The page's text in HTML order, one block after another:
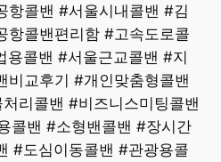
항콜밴 #서울시내콜밴 #김
항콜밴편리함 #고속도로콜
용콜밴 #서울근교콜밴 #지
비교후기 #개인맞춤형콜밴
리콜밴 #비즈니스미팅콜밴
콜밴 #소형밴콜밴 #장시간
#도심이동콜밴 #관광용콜